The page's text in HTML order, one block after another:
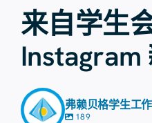
来自学生
Instagram
弗赖贝格学生工
189